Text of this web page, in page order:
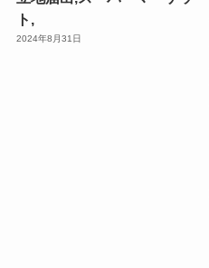
ト,
2024年8月31日